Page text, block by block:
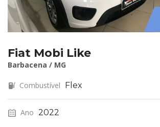
Fiat Mobi Like
Barbacena / MG
Combustível Flex
Ano 2022